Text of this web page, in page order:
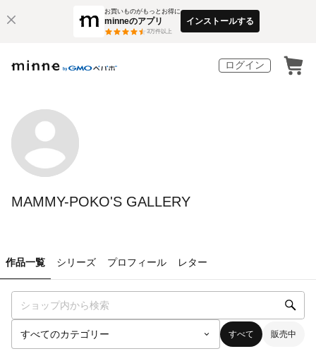
お買いものがもっとお得に
minneのアプリ
3万件以上
インストールする
ログイン
MAMMY-POKO'S GALLERY
作品一覧 シリーズ プロフィール レター
すべて 販売中